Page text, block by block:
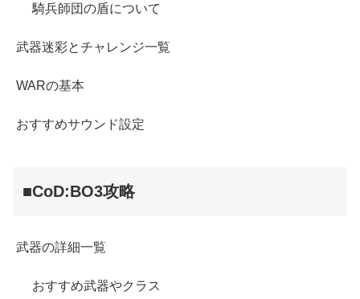
騎兵師団の盾について
武器迷彩とチャレンジ一覧
WARの基本
おすすめサウンド設定
■CoD:BO3攻略
武器の詳細一覧
おすすめ武器やクラス